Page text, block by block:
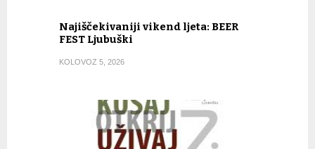
Najiščekivaniji vikend ljeta: BEER
FEST Ljubuški
KOLOVOZ 5, 2026